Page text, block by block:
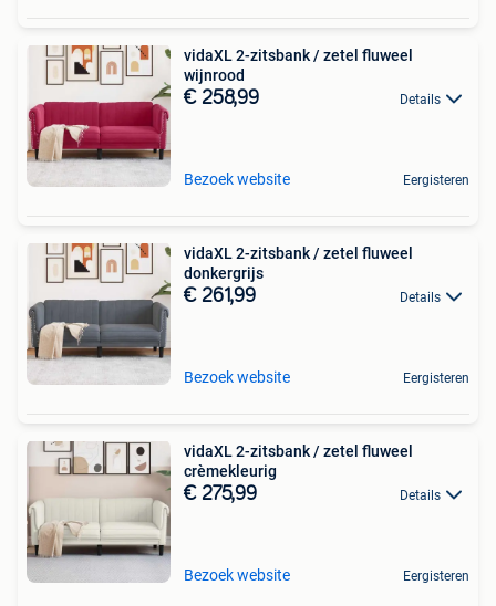
vidaXL 2-zitsbank / zetel fluweel
wijnrood
€ 258,99 Details
Bezoek website Eergisteren
vidaXL 2-zitsbank / zetel fluweel
donkergrijs
€ 261,99 Details
Bezoek website Eergisteren
vidaXL 2-zitsbank / zetel fluweel
crèmekleurig
€ 275,99 Details
Bezoek website Eergisteren